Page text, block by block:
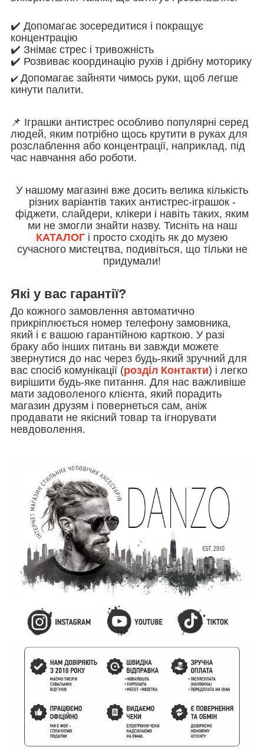
✔️ Допомагає зосередитися і покращує
концентрацію
✔️ Знімає стрес і тривожність
✔️ Розвиває координацію рухів і дрібну моторику
✔️ Допомагає зайняти чимось руки, щоб легше
кинути палити.
📌 Іграшки антистрес особливо популярні серед
людей, яким потрібно щось крутити в руках для
розслаблення або концентрації, наприклад, під
час навчання або роботи.
У нашому магазині вже досить велика кількість
різних варіантів таких антистрес-іграшок -
фіджети, слайдери, клікери і навіть таких, яким
ми не змогли знайти назву. Тисніть на наш
КАТАЛОГ і просто сходіть як до музею
сучасного мистецтва, подивіться, що тільки не
придумали!
Які у вас гарантії?
До кожного замовлення автоматично
прикріплюється номер телефону замовника,
який і є вашою гарантійною карткою. У разі
браку або інших питань ви завжди можете
звернутися до нас через будь-який зручний для
вас спосіб комунікації (розділ Контакти) і легко
вирішити будь-яке питання. Для нас важливіше
мати задоволеного клієнта, який порадить
магазин друзям і повернеться сам, аніж
продавати не якісний товар та ігнорувати
невдоволення.